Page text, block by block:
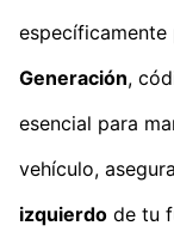
específicamente
Generación,
esencial para
vehículo,
izquierdo de tu